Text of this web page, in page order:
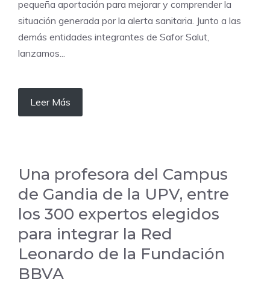
pequeña aportación para mejorar y comprender la
situación generada por la alerta sanitaria. Junto a las
demás entidades integrantes de Safor Salut,
lanzamos...
Leer Más
Una profesora del Campus
de Gandia de la UPV, entre
los 300 expertos elegidos
para integrar la Red
Leonardo de la Fundación
BBVA